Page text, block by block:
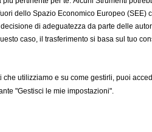
Codice 13283158
KIT DI 4
dello Spazio Economico Europeo (SEE)
di adeguatezza da parte delle
caso, il trasferimento si basa sul tuo
utilizziamo e su come gestirli, puoi
"Gestisci le mie impostazioni".